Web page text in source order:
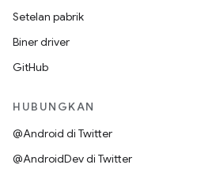
Setelan pabrik
Biner driver
GitHub
HUBUNGKAN
@Android di Twitter
@AndroidDev di Twitter